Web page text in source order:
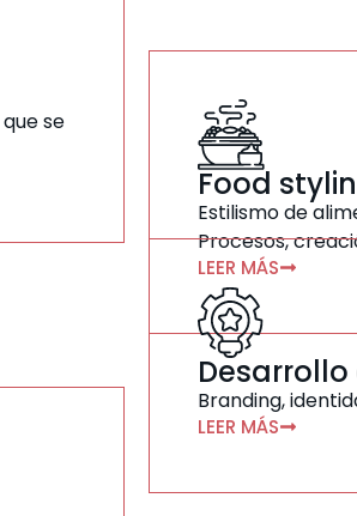
se
Food
Estilismo de
Procesos,
LEER MÁS
Branding,
LEER MÁS